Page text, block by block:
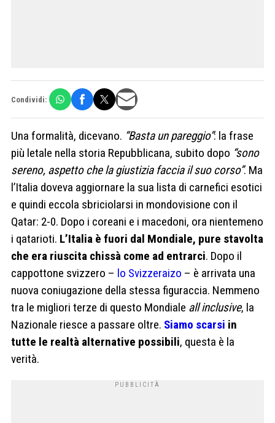
Condividi:
Una formalità, dicevano. “Basta un pareggio”: la frase
più letale nella storia Repubblicana, subito dopo “sono
sereno, aspetto che la giustizia faccia il suo corso”. Ma
l’Italia doveva aggiornare la sua lista di carnefici esotici
e quindi eccola sbriciolarsi in mondovisione con il
Qatar: 2-0. Dopo i coreani e i macedoni, ora nientemeno
i qatarioti. L’Italia è fuori dal Mondiale, pure stavolta
che era riuscita chissà come ad entrarci. Dopo il
cappottone svizzero – lo Svizzeraizo – è arrivata una
nuova coniugazione della stessa figuraccia. Nemmeno
tra le migliori terze di questo Mondiale all inclusive, la
Nazionale riesce a passare oltre. Siamo scarsi in
tutte le realtà alternative possibili, questa è la
verità.